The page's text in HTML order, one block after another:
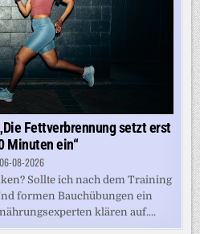
Fettverbrennung setzt erst
Minuten ein“
06-08-2026
Sollte ich nach dem Training
formen Bauchübungen ein
klären auf....